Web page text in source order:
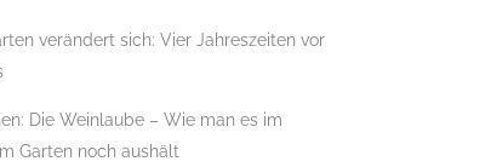
verändert sich: Vier Jahreszeiten vor
Die Weinlaube – Wie man es im
Garten noch aushält